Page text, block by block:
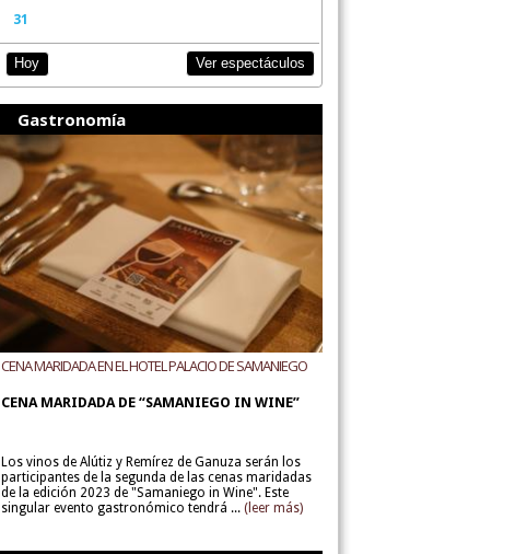
31
Hoy Ver espectáculos
Gastronomía
CENA MARIDADA EN EL HOTEL PALACIO DE SAMANIEGO
CENA MARIDADA DE “SAMANIEGO IN WINE”
Los vinos de Alútiz y Remírez de Ganuza serán los
participantes de la segunda de las cenas maridadas
de la edición 2023 de "Samaniego in Wine". Este
singular evento gastronómico tendrá ... (leer más)